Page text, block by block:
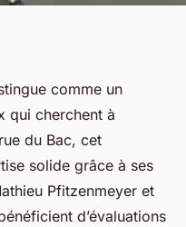
paris 7 :
écoutez
comme un
qui cherchent à
du Bac, cet
solide grâce à ses
Pfitzenmeyer et
d’évaluations